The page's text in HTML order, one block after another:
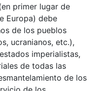
primer lugar de
Europa) debe
de los pueblos
ucranianos, etc.),
imperialistas,
de todas las
de los